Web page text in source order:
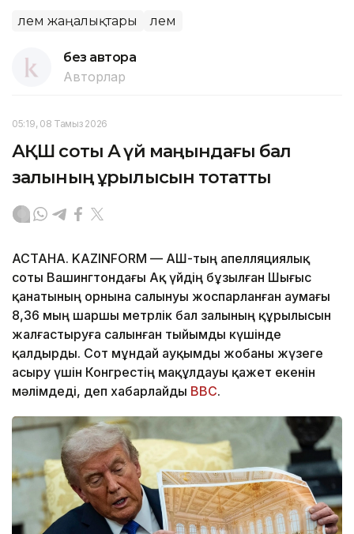
Әлем жаңалықтары Әлем
без автора
Авторлар
05:19, 08 Тамыз 2026
АҚШ соты Ақ үй маңындағы бал
залының құрылысын тоқтатты
АСТАНА. KAZINFORM — АҚШ-тың апелляциялық
соты Вашингтондағы Ақ үйдің бұзылған Шығыс
қанатының орнына салынуы жоспарланған аумағы
8,36 мың шаршы метрлік бал залының құрылысын
жалғастыруға салынған тыйымды күшінде
қалдырды. Сот мұндай ауқымды жобаны жүзеге
асыру үшін Конгрестің мақұлдауы қажет екенін
мәлімдеді, деп хабарлайды BBC.